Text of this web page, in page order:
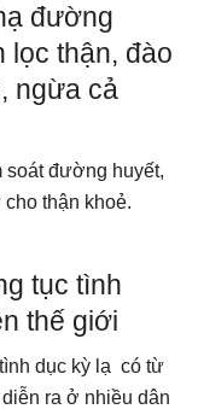
đường
lọc thận, đào
ngừa cả
soát đường huyết,
thận khoẻ.
tục tình
thế giới
dục kỳ lạ có từ
ra ở nhiều dân